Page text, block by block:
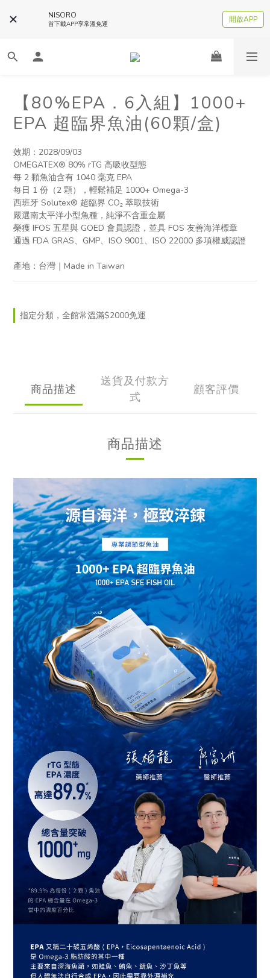
NISORO
首下載APP享常溫免運 開啟APP
【80%EPA．6入組】1000+
EPA 超臨界魚油(60顆/盒)
效期：2028/09/03
OMEGATEX® 80% rTG 高吸收型態
每 2 顆魚油含有 1040 毫克 EPA
每日 1 份（2 顆），輕鬆補足 1000+ Omega-3
西班牙 Solutex® 超臨界 CO₂ 萃取技術
嚴選南太平洋小型魚種，純淨不含重金屬
榮獲 IFOS 五星與 GOED 會員認證，並具 FOS 友善海洋標章
通過 FDA GRAS、GMP、ISO 9001、ISO 22000 多項權威認證
產地：台灣｜Made in Taiwan
指定分類，全館常溫滿$2000免運
商品描述
送貨及付款方
式
顧客評價
商品描述